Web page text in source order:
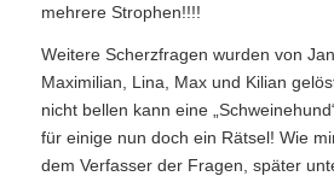
mehrere Strophen!!!!
Weitere Scherzfragen wurden von
Maximilian, Lina, Max und Kilian
nicht bellen kann eine
für einige nun doch ein Rätsel! Wie
dem Verfasser der Fragen, später